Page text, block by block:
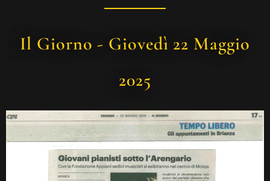
Il Giorno - Giovedì 22 Maggio
2025